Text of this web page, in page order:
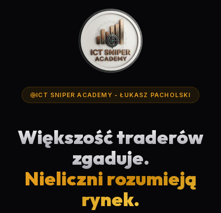
ICT SNIPER ACADEMY - ŁUKASZ PACHOLSKI
Większość traderów
zgaduje.
Nieliczni rozumieją
rynek.